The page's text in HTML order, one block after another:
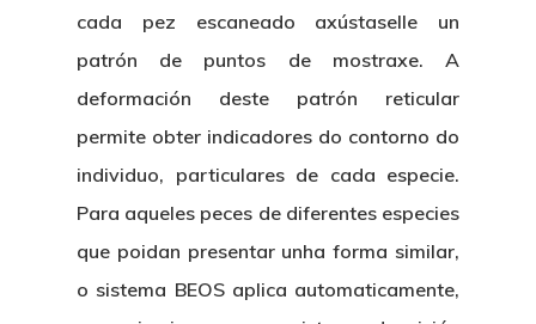
cada pez escaneado axústaselle un
patrón de puntos de mostraxe. A
deformación deste patrón reticular
permite obter indicadores do contorno do
individuo, particulares de cada especie.
Para aqueles peces de diferentes especies
que poidan presentar unha forma similar,
o sistema BEOS aplica automaticamente,